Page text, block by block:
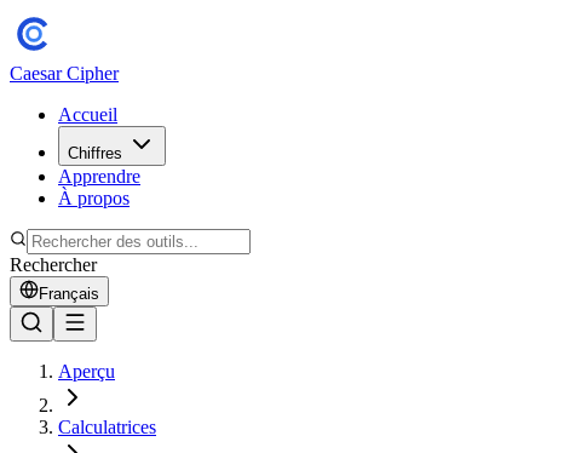
Caesar Cipher
Accueil
Chiffres
Apprendre
À propos
Rechercher
Français
Aperçu
Calculatrices